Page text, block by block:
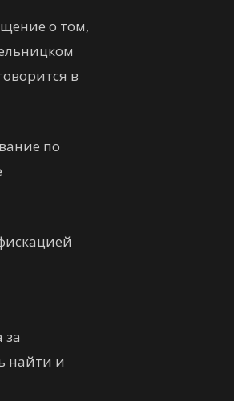
о том,
в
по
за
найти и